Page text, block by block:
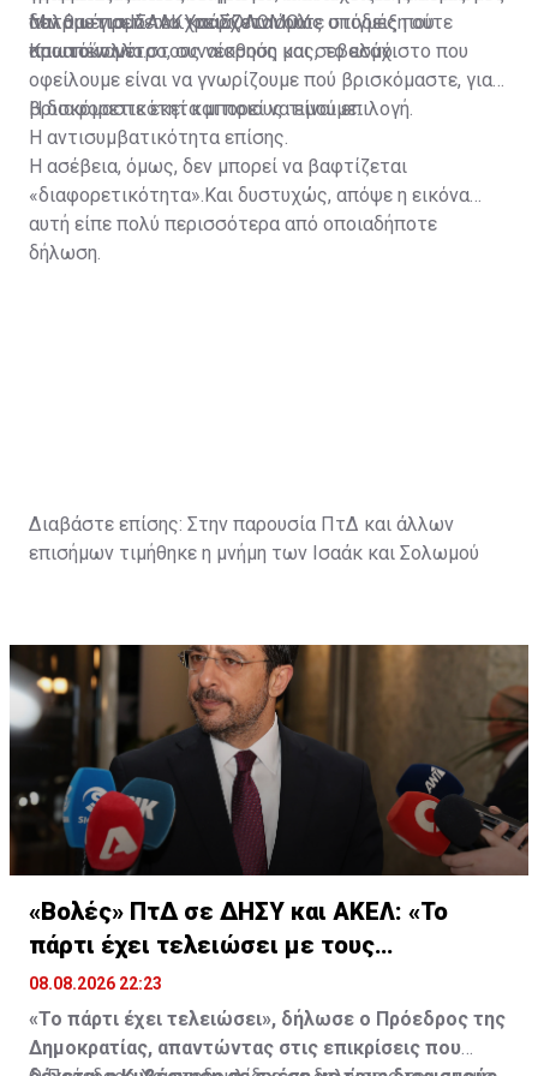
δεν θα έπρεπε να χρειάζεται ούτε υπόδειξη ούτε
πρωτόκολλο.
πατριωτισμό του.Υπάρχουν όμως στιγμές που
απαιτούν μέτρο, συναίσθηση και σεβασμό.
Μιλάμε για ΙΣΑΑΚ και ΣΟΛΩΜΟΥ.
Και απέναντι στους νεκρούς μας, το ελάχιστο που
οφείλουμε είναι να γνωρίζουμε πού βρισκόμαστε, γιατί
βρισκόμαστε εκεί και ποιους τιμούμε.
Η διαφορετικότητα μπορεί να είναι επιλογή.
Η αντισυμβατικότητα επίσης.
Η ασέβεια, όμως, δεν μπορεί να βαφτίζεται
«διαφορετικότητα».Και δυστυχώς, απόψε η εικόνα
αυτή είπε πολύ περισσότερα από οποιαδήποτε
δήλωση.
Διαβάστε επίσης: Στην παρουσία ΠτΔ και άλλων
επισήμων τιμήθηκε η μνήμη των Ισαάκ και Σολωμού
«Βολές» ΠτΔ σε ΔΗΣΥ και ΑΚΕΛ: «Το
πάρτι έχει τελειώσει με τους
διορισμούς»
08.08.2026 22:23
«Το πάρτι έχει τελειώσει», δήλωσε ο Πρόεδρος της
Δημοκρατίας, απαντώντας στις επικρίσεις που